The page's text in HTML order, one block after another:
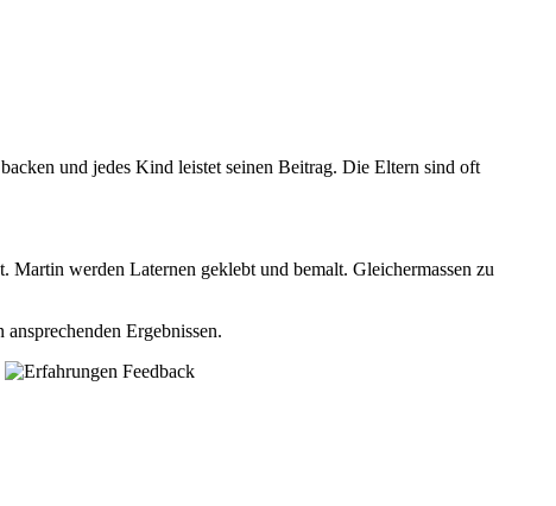
und jedes Kind leistet seinen Beitrag. Die Eltern sind oft
Martin werden Laternen geklebt und bemalt. Gleichermassen zu
Ergebnissen.